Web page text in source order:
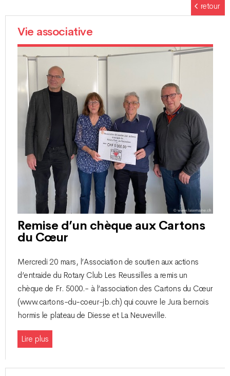
retour
Vie associative
Remise d’un chèque aux Cartons
du Cœur
Mercredi 20 mars, l’Association de soutien aux actions
d’entraide du Rotary Club Les Reussilles a remis un
chèque de Fr. 5000.- à l’association des Cartons du Cœur
(www.cartons-du-coeur-jb.ch) qui couvre le Jura bernois
hormis le plateau de Diesse et La Neuveville.
Lire plus